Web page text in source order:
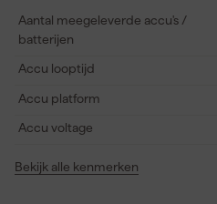
zicht essentieel is.
Aantal meegeleverde accu's /
batterijen
Accu looptijd
Accu platform
Accu voltage
Bekijk alle kenmerken